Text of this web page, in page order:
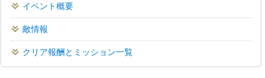
イベント概要
敵情報
クリア報酬とミッション一覧